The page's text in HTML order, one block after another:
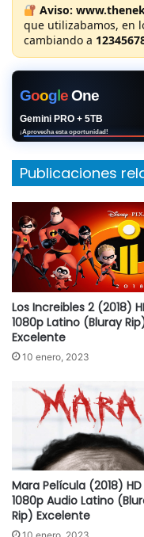
Aviso:
que utilizabamos, en
cambiando a
GoogleOne
Gemini PRO + 5TB
¡Aprovecha esta oportunidad!
Publicaciones
Los Increibles 2 (2018)
1080p Latino (Bluray
Excelente
10 enero, 2023
Mara Película (2018) HD
1080p Audio Latino
Rip) Excelente